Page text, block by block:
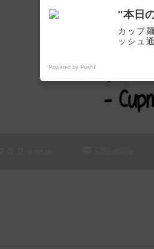
カップ
"本日
カップ
ッシュ
Powered by Push7